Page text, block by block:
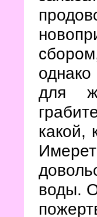
для
какой,
воды.